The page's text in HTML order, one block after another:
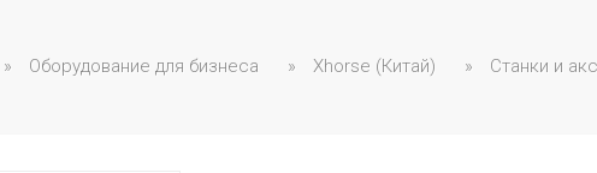
» Оборудование для бизнеса » Xhorse (Китай) » Станки и